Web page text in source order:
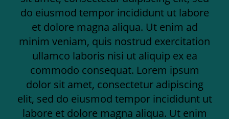
do eiusmod tempor incididunt ut labore
et dolore magna aliqua. Ut enim ad
minim veniam, quis nostrud exercitation
ullamco laboris nisi ut aliquip ex ea
commodo consequat. Lorem ipsum
dolor sit amet, consectetur adipiscing
elit, sed do eiusmod tempor incididunt ut
labore et dolore magna aliqua. Ut enim